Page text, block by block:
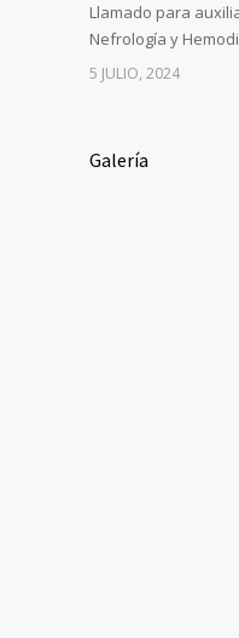
Llamado para
Nefrología y
5 JULIO, 2024
Galería